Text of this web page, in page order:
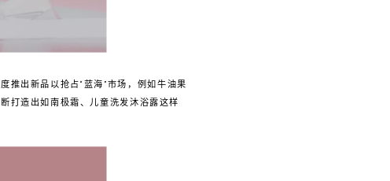
推出新品以抢占“蓝海”市场，例如牛油果
打造出如南极霜、儿童洗发沐浴露这样